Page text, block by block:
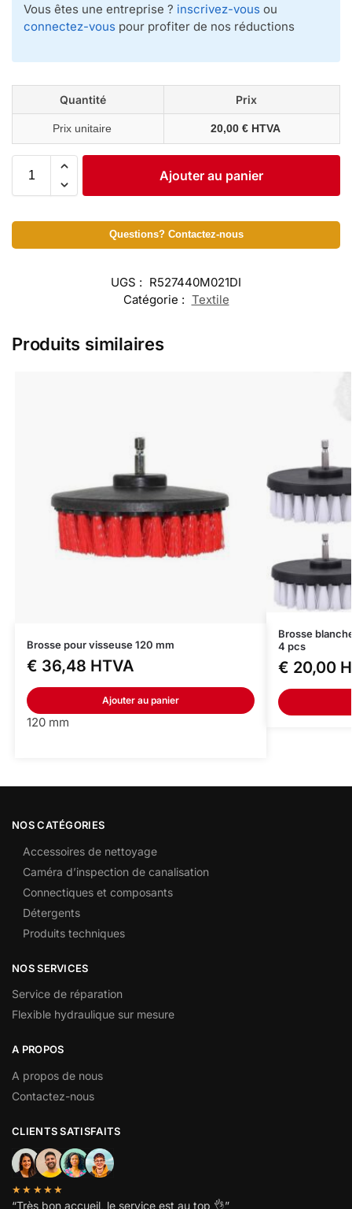
Vous êtes une entreprise ? inscrivez-vous ou
connectez-vous pour profiter de nos réductions
Quantité Prix
Prix unitaire 20,00 € HTVA
Ajouter au panier
Questions? Contactez-nous
UGS : R527440M021DI
Catégorie : Textile
Produits similaires
Brosse pour visseuse 120 mm
€ 36,48 HTVA
Ajouter au panier
120 mm
Brosse
4 pcs
€ 20,00
NOS CATÉGORIES
Accessoires de nettoyage
Caméra d’inspection de canalisation
Connectiques et composants
Détergents
Produits techniques
NOS SERVICES
Service de réparation
Flexible hydraulique sur mesure
A PROPOS
A propos de nous
Contactez-nous
CLIENTS SATISFAITS
★★★★★
“Très bon accueil, le service est au top 👌”